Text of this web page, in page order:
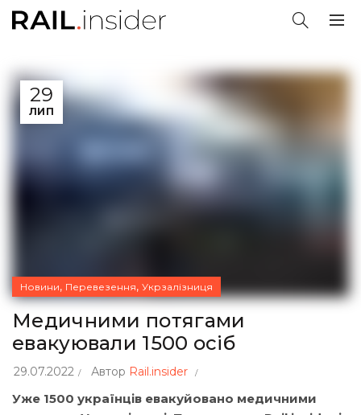
29
ЛИП
Новини, Перевезення, Укрзалізниця
Медичними потягами
евакуювали 1500 осіб
29.07.2022 Автор Rail.insider
Уже 1500 українців евакуйовано медичними